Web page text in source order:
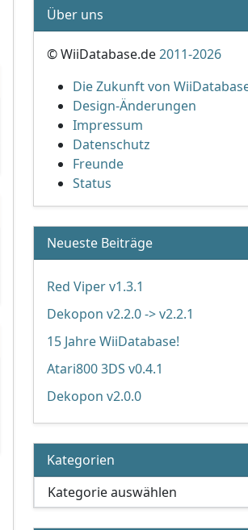
Über uns
© WiiDatabase.de2011-2026
Die Zukunft von
Design-Änderungen
Impressum
Datenschutz
Freunde
Status
Neueste Beiträge
Red Viper v1.3.1
Dekopon v2.2.0 -> v2.2.1
15 Jahre WiiDatabase!
Atari800 3DS v0.4.1
Dekopon v2.0.0
Kategorien
Kategorien